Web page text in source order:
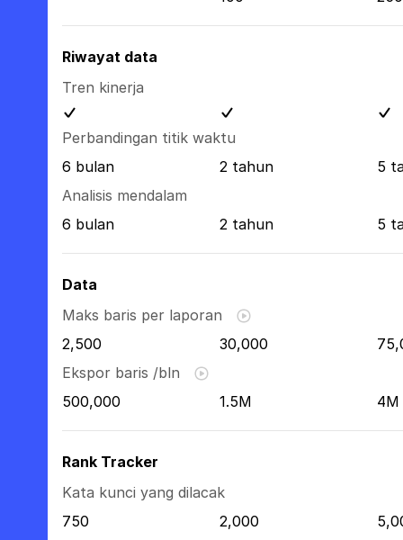
Riwayat data
Tren kinerja
Perbandingan titik waktu
6 bulan
2 tahun
5
Analisis mendalam
6 bulan
2 tahun 5
Data
Maks baris per laporan
2,500
30,000
Ekspor baris /bln
500,000
1.5M 4M
Rank Tracker
Kata kunci yang dilacak
750
2,000